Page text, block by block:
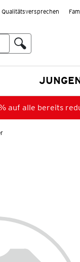
Qualitätsversprechen
auf alle bereits